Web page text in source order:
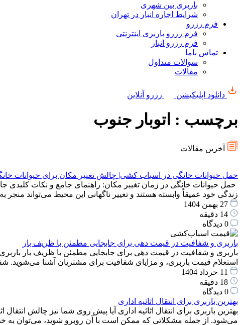
باربری بین شهری
شرایط اجاره انبار در تهران
فرم رزرو
فرم رزرو باربری اینترنتی
فرم رزرو انبار
تماس باما
سوالات متداول
مقالات
دانلود اپلیکیشن رزرو آنلاین
برچسب : اتوبار جنوب
آخرین مقالات
حمل حیوانات خانگی در اسباب کشی| چالش تغییر مکان برای حیوانات
حمل حیوانات خانگی در زمان تغییر مکان: راهنمای جامع و نکات کلیدی
زندگی خود عمیقاً وابسته هستند و تغییر ناگهانی این محیط می‌تواند
27 بهمن 1404
14 دقیقه
0 دیدگاه
باربری و شفافیت در قیمت دهی برای جابجایی مطمئن با ظریف بار
باربری و شفافیت در قیمت دهی برای جابجایی مطمئن با ظریف بار
استعلام قیمت باربری، و مزایای شفافیت برای مشتریان آشنا می‌شوید.
11 خرداد 1404
18 دقیقه
0 دیدگاه
بهترین باربری برای انتقال اثاثیه اداری
بهترین باربری برای انتقال اثاثیه اداری آیا پیش روی شما نیز چالش
می‌شود. از جمله مشکلاتی که ممکن است با آن روبرو شوید، می‌توان